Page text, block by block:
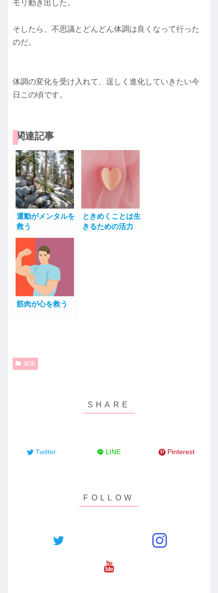
モリ動き出した。
そしたら、不思議とどんどん体調は良くなって行った
のだ。
体調の変化を受け入れて、逞しく進化していきたい今
日この頃です。
関連記事
運動がメンタルを
救う
ときめくことは生
きるための活力
筋肉が心を救う
健康
Twitter LINE Pinterest